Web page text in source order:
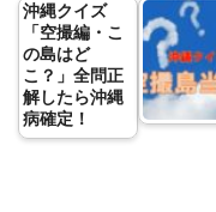
沖縄クイズ
「空撮編・こ
の島はど
こ？」全問正
解したら沖縄
病確定！